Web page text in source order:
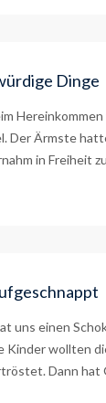
Dinge
Der Ärmste
in Freiheit
uns einen
Kinder wollten
Dann hat